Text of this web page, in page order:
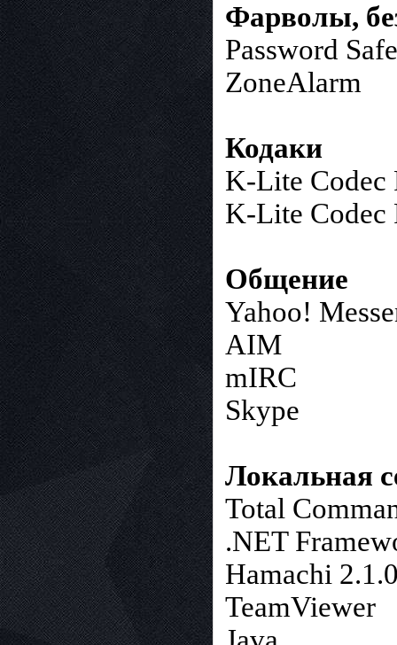
Фарволы,
Password
ZoneAlarm
Кодаки
K-Lite Codec
K-Lite Codec
Общение
Yahoo!
AIM
mIRC
Skype
Локальная
Total
.NET
Hamachi
TeamViewer